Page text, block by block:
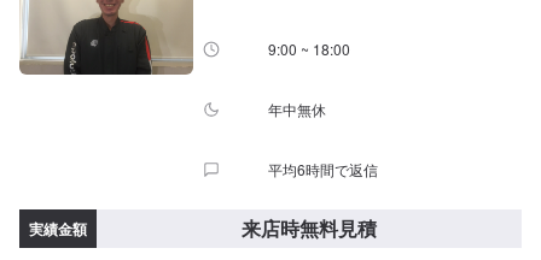
9:00 ~ 18:00
年中無休
平均6時間で返信
実績金額 来店時無料見積